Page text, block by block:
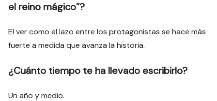
el reino mágico”?
El ver como el lazo entre los protagonistas se hace más
fuerte a medida que avanza la historia.
¿Cuánto tiempo te ha llevado escribirlo?
Un año y medio.